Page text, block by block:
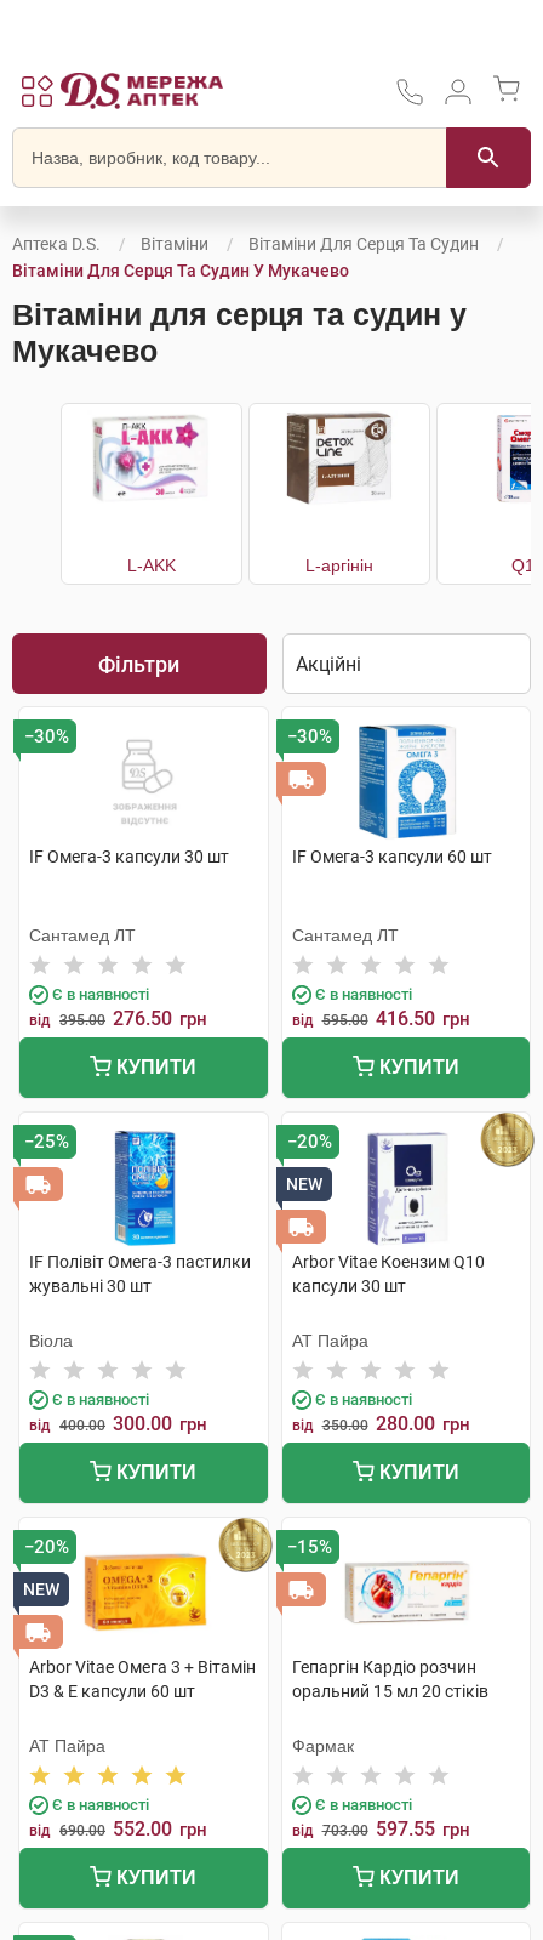
Аптека D.S. Вітаміни
Вітаміни Для Серця Та Судин
Вітаміни Для Серця Та Судин У Мукачево
Вітаміни для серця та судин у
Мукачево
L-AKK L-аргінін Q10
Фільтри
−30%
IF Омега-3 капсули 30 шт
Сантамед ЛТ
Є в наявності
від 395.00 276.50 грн
КУПИТИ
−30%
IF Омега-3 капсули 60 шт
Сантамед ЛТ
Є в наявності
від 595.00 416.50 грн
КУПИТИ
−25%
IF Полівіт Омега-3 пастилки
жувальні 30 шт
Віола
Є в наявності
від 400.00 300.00 грн
КУПИТИ
−20%
NEW
Arbor Vitae Коензим Q10
капсули 30 шт
АТ Пайра
Є в наявності
від 350.00 280.00 грн
КУПИТИ
−20%
NEW
Arbor Vitae Омега 3 + Вітамін
D3 & Е капсули 60 шт
АТ Пайра
Є в наявності
від 690.00 552.00 грн
КУПИТИ
−15%
Гепаргін Кардіо розчин
оральний 15 мл 20 стіків
Фармак
Є в наявності
від 703.00 597.55 грн
КУПИТИ